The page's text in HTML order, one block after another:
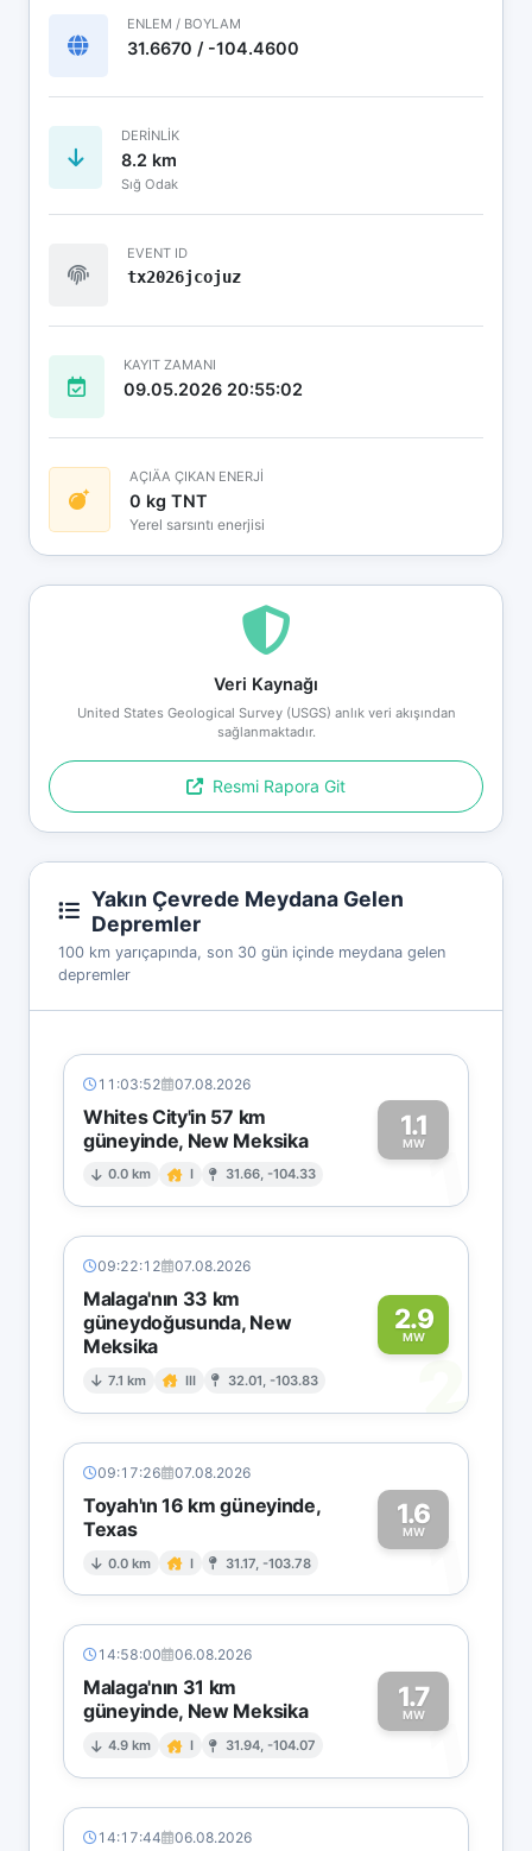
ENLEM / BOYLAM
31.6670 / -104.4600
DERINLIK
8.2 km
Sığ Odak
EVENT ID
tx2026jcojuz
KAYIT ZAMANI
09.05.2026 20:55:02
AÇIÄA ÇIKAN ENERJİ
0 kg TNT
Yerel sarsıntı enerjisi
Veri Kaynağı
United States Geological Survey (USGS) anlık veri akışından
sağlanmaktadır.
Resmi Rapora Git
Yakın Çevrede Meydana Gelen
Depremler
100 km yarıçapında, son 30 gün içinde meydana gelen
depremler
11:03:52 07.08.2026
Whites City'in 57 km
güneyinde, New Meksika
0.0 km I 31.66, -104.33
1.1
MW1
09:22:12 07.08.2026
Malaga'nın 33 km
güneydoğusunda, New
Meksika
7.1 km III 32.01, -103.83
2.9
MW
2
09:17:26 07.08.2026
Toyah'ın 16 km güneyinde,
Texas
0.0 km I 31.17, -103.78
1.6
MW1
14:58:00 06.08.2026
Malaga'nın 31 km
güneyinde, New Meksika
4.9 km I 31.94, -104.07
1.7
MW1
14:17:44 06.08.2026